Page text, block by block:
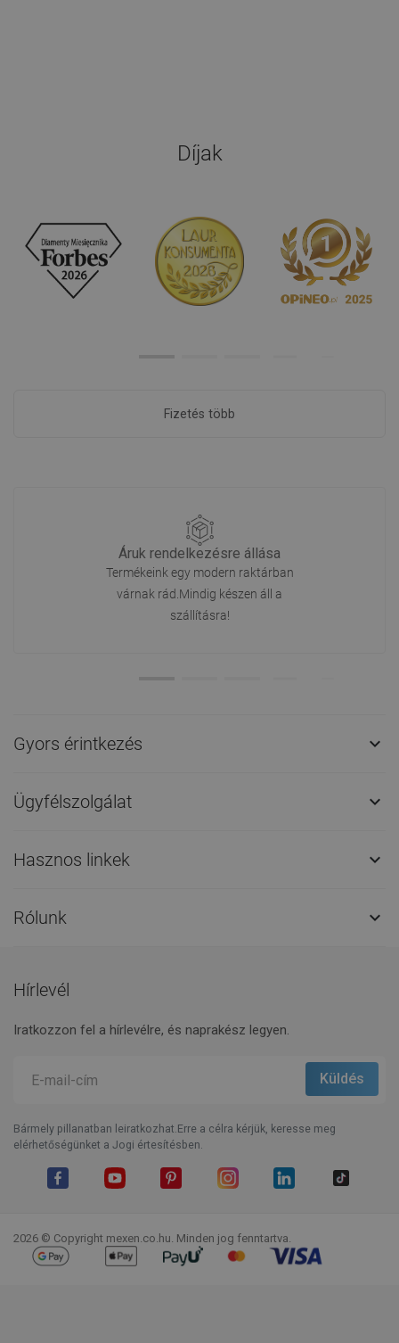
Díjak
Fizetés több
Áruk rendelkezésre állása
Termékeink egy modern raktárban
várnak rád.Mindig készen áll a
szállításra!
Gyors érintkezés 
Ügyfélszolgálat 
Hasznos linkek 
Rólunk 
Hírlevél
Iratkozzon fel a hírlevélre, és naprakész legyen.
Bármely pillanatban leiratkozhat.Erre a célra kérjük, keresse meg
elérhetőségünket a Jogi értesítésben.
2026 © Copyright mexen.co.hu. Minden jog fenntartva.